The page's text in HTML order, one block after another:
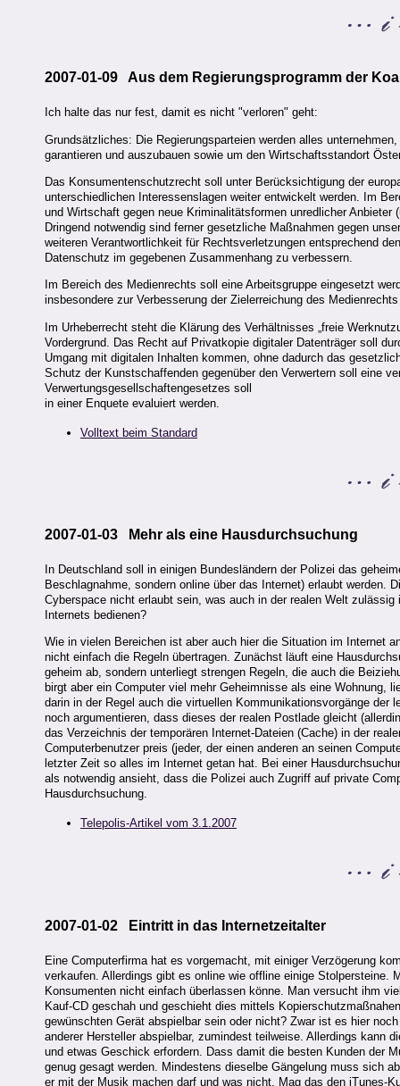
2007-01-09 Aus dem Regierungsprogramm der
Ich halte das nur fest, damit es nicht "verloren" geht:
Grundsätzliches: Die Regierungsparteien werden alles
garantieren und auszubauen sowie um den Wirtschaftsstandort
Das Konsumentenschutzrecht soll unter Berücksichtigung der
unterschiedlichen Interessenslagen weiter entwickelt werden. Im
und Wirtschaft gegen neue Kriminalitätsformen unredlicher
Dringend notwendig sind ferner gesetzliche Maßnahmen gegen
weiteren Verantwortlichkeit für Rechtsverletzungen entsprechend
Datenschutz im gegebenen Zusammenhang zu verbessern.
Im Bereich des Medienrechts soll eine Arbeitsgruppe eingesetzt
insbesondere zur Verbesserung der Zielerreichung des
Im Urheberrecht steht die Klärung des Verhältnisses „freie
Vordergrund. Das Recht auf Privatkopie digitaler Datenträger soll
Umgang mit digitalen Inhalten kommen, ohne dadurch das
Schutz der Kunstschaffenden gegenüber den Verwertern soll eine
Verwertungsgesellschaftengesetzes soll
in einer Enquete evaluiert werden.
Volltext beim Standard
2007-01-03 Mehr als eine Hausdurchsuchung
In Deutschland soll in einigen Bundesländern der Polizei das
Beschlagnahme, sondern online über das Internet) erlaubt werden.
Cyberspace nicht erlaubt sein, was auch in der realen Welt
Internets bedienen?
Wie in vielen Bereichen ist aber auch hier die Situation im Internet
nicht einfach die Regeln übertragen. Zunächst läuft eine
geheim ab, sondern unterliegt strengen Regeln, die auch die
birgt aber ein Computer viel mehr Geheimnisse als eine Wohnung,
darin in der Regel auch die virtuellen Kommunikationsvorgänge
noch argumentieren, dass dieses der realen Postlade gleicht
das Verzeichnis der temporären Internet-Dateien (Cache) in der
Computerbenutzer preis (jeder, der einen anderen an seinen
letzter Zeit so alles im Internet getan hat. Bei einer
als notwendig ansieht, dass die Polizei auch Zugriff auf private
Hausdurchsuchung.
Telepolis-Artikel vom 3.1.2007
2007-01-02 Eintritt in das Internetzeitalter
Eine Computerfirma hat es vorgemacht, mit einiger Verzögerung
verkaufen. Allerdings gibt es online wie offline einige
Konsumenten nicht einfach überlassen könne. Man versucht ihm
Kauf-CD geschah und geschieht dies mittels
gewünschten Gerät abspielbar sein oder nicht? Zwar ist es hier
anderer Hersteller abspielbar, zumindest teilweise. Allerdings kann
und etwas Geschick erfordern. Dass damit die besten Kunden der
genug gesagt werden. Mindestens dieselbe Gängelung muss sich
er mit der Musik machen darf und was nicht. Mag das den iTunes-